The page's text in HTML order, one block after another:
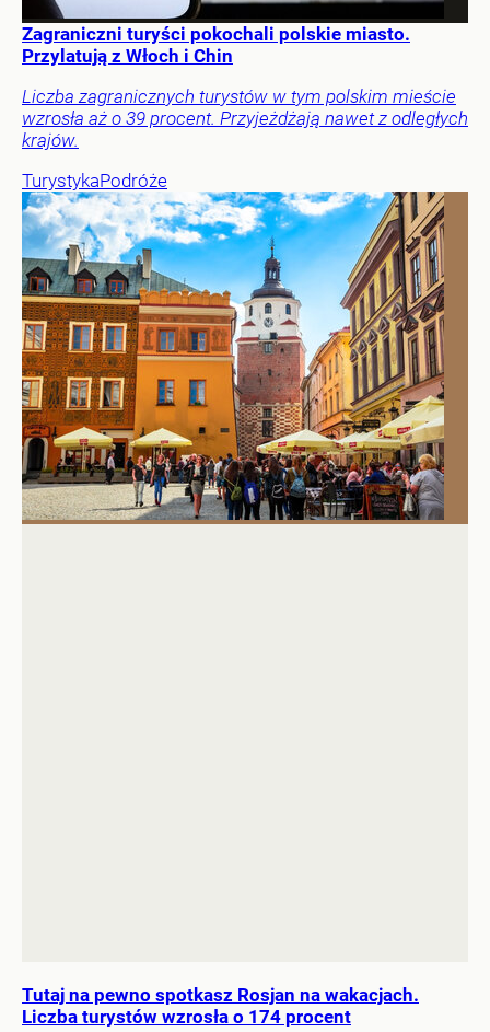
Zagraniczni turyści pokochali polskie miasto.
Przylatują z Włoch i Chin
Liczba zagranicznych turystów w tym polskim mieście
wzrosła aż o 39 procent. Przyjeżdżają nawet z odległych
krajów.
TurystykaPodróże
Tutaj na pewno spotkasz Rosjan na wakacjach.
Liczba turystów wzrosła o 174 procent